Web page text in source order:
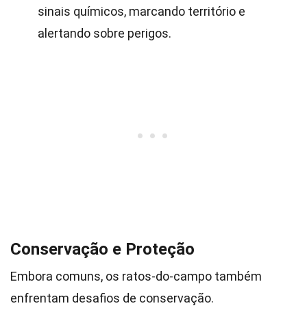
sinais químicos, marcando território e
alertando sobre perigos.
Conservação e Proteção
Embora comuns, os ratos-do-campo também
enfrentam desafios de conservação.